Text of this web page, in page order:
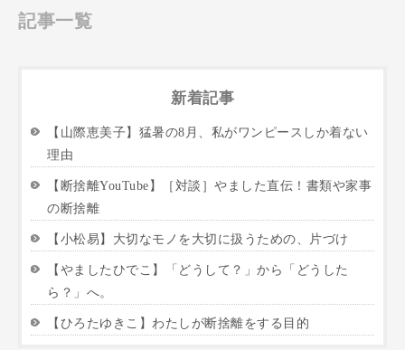
記事一覧
新着記事
【山際恵美子】猛暑の8月、私がワンピースしか着ない
理由
【断捨離YouTube】［対談］やました直伝！書類や家事
の断捨離
【小松易】大切なモノを大切に扱うための、片づけ
【やましたひでこ】「どうして？」から「どうした
ら？」へ。
【ひろたゆきこ】わたしが断捨離をする目的